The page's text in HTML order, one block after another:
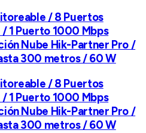
/ 8 Puertos
1 Puerto 1000 Mbps
Nube Hik-Partner Pro /
300 metros / 60 W
/ 8 Puertos
1 Puerto 1000 Mbps
Nube Hik-Partner Pro /
300 metros / 60 W